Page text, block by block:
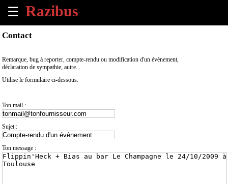
☰
×
les
venir
Annoncer
évènement
Contact
Remarque, bug à reporter, compte-rendu ou modification d'un évènement,
déclaration de sympathie, autre...
Utilise le formulaire ci-dessous.
Ton mail :
Sujet :
Ton message :